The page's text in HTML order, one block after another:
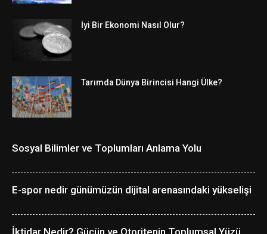
İyi Bir Ekonomi Nasıl Olur?
Tarımda Dünya Birincisi Hangi Ülke?
Sosyal Bilimler ve Toplumları Anlama Yolu
E-spor nedir günümüzün dijital arenasındaki yükselişi